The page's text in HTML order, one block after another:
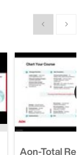
Show previous
Show
Aon-Total